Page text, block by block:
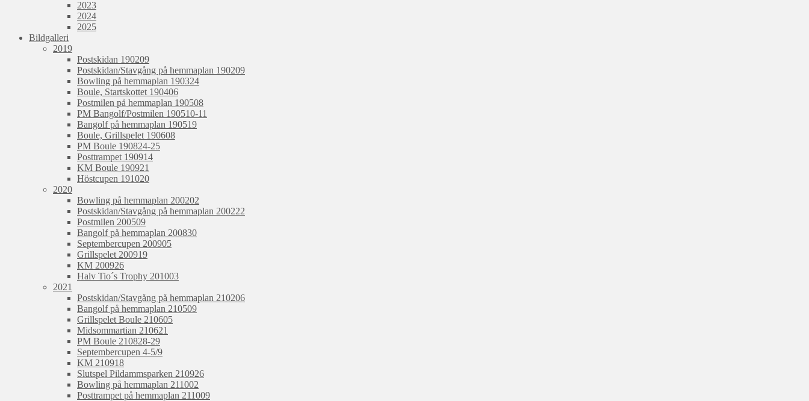
2023
2024
2025
Bildgalleri
2019
Postskidan 190209
Postskidan/Stavgång på hemmaplan 190209
Bowling på hemmaplan 190324
Boule, Startskottet 190406
Postmilen på hemmaplan 190508
PM Bangolf/Postmilen 190510-11
Bangolf på hemmaplan 190519
Boule, Grillspelet 190608
PM Boule 190824-25
Posttrampet 190914
KM Boule 190921
Höstcupen 191020
2020
Bowling på hemmaplan 200202
Postskidan/Stavgång på hemmaplan 200222
Postmilen 200509
Bangolf på hemmaplan 200830
Septembercupen 200905
Grillspelet 200919
KM 200926
Halv Tio´s Trophy 201003
2021
Postskidan/Stavgång på hemmaplan 210206
Bangolf på hemmaplan 210509
Grillspelet Boule 210605
Midsommartian 210621
PM Boule 210828-29
Septembercupen 4-5/9
KM 210918
Slutspel Pildammsparken 210926
Bowling på hemmaplan 211002
Posttrampet på hemmaplan 211009